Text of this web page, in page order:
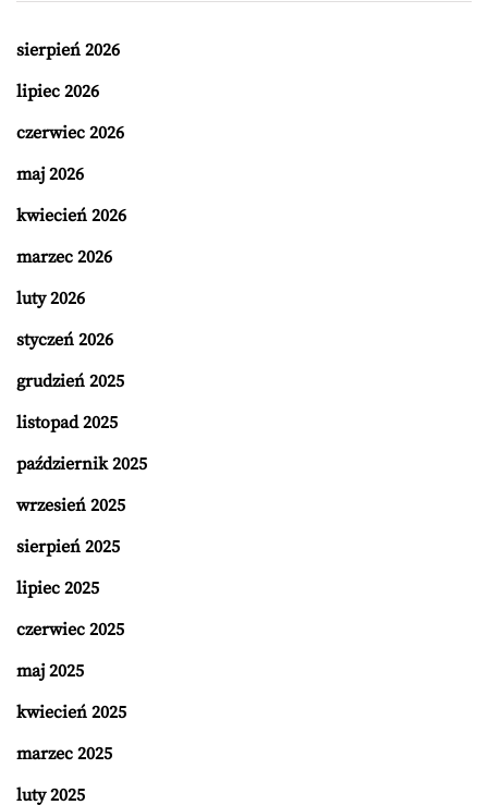
sierpień 2026
lipiec 2026
czerwiec 2026
maj 2026
kwiecień 2026
marzec 2026
luty 2026
styczeń 2026
grudzień 2025
listopad 2025
październik 2025
wrzesień 2025
sierpień 2025
lipiec 2025
czerwiec 2025
maj 2025
kwiecień 2025
marzec 2025
luty 2025